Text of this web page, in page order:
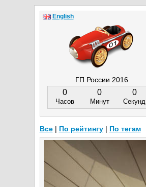
ГП России 2016
0
Часов
0
Минут
0
Секунд
English
Все| По рейтингу| По тегам